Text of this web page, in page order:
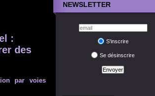
NEWSLETTER
S'inscrire
Se désinscrire
:
des
par voies